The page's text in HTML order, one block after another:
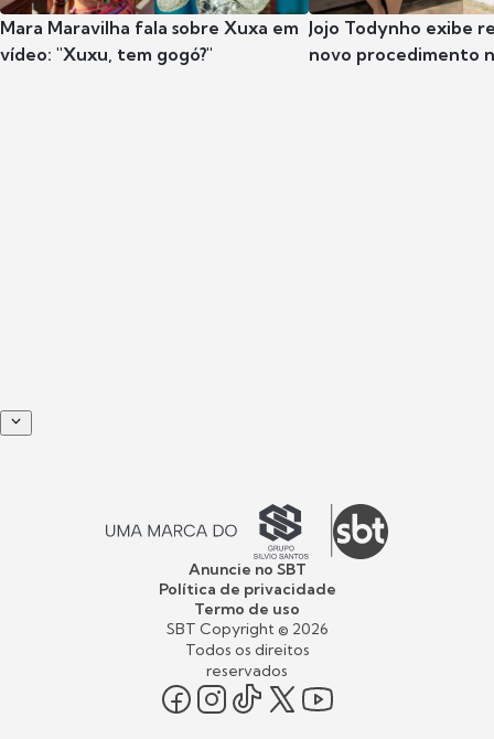
Mara Maravilha fala sobre Xuxa em
vídeo: "Xuxu, tem gogó?"
Jojo Todynho exibe
novo procedimento
Anuncie no SBT
Política de privacidade
Termo de uso
SBT Copyright © 2026
Todos os direitos
reservados